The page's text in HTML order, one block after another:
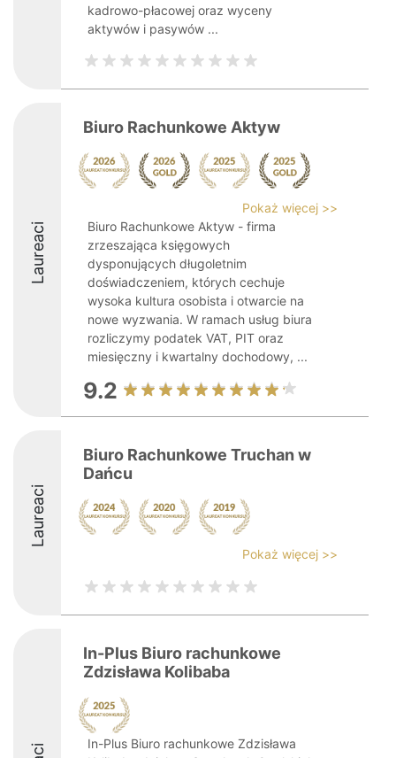
kadrowo-płacowej oraz wyceny
aktywów i pasywów ...
Laureaci
Biuro Rachunkowe Aktyw
Pokaż więcej >>
Biuro Rachunkowe Aktyw - firma
zrzeszająca księgowych
dysponujących długoletnim
doświadczeniem, których cechuje
wysoka kultura osobista i otwarcie na
nowe wyzwania. W ramach usług biura
rozliczymy podatek VAT, PIT oraz
miesięczny i kwartalny dochodowy, ...
9.2
Laureaci
Biuro Rachunkowe Truchan w
Dańcu
Pokaż więcej >>
In-Plus Biuro rachunkowe
Zdzisława Kolibaba
In-Plus Biuro rachunkowe Zdzisława